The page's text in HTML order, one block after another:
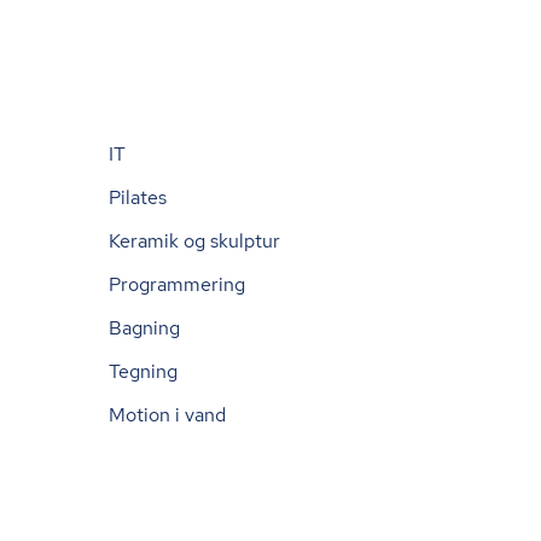
IT
Pilates
Keramik og skulptur
Programmering
Bagning
Tegning
Motion i vand